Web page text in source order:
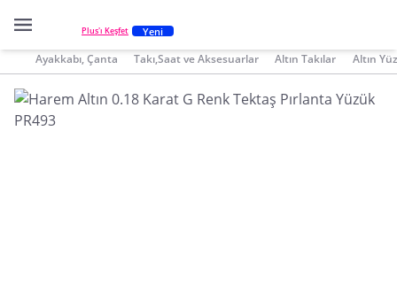
Plus'ı Keşfet Yeni
Ayakkabı, Çanta Takı,Saat ve Aksesuarlar Altın Takılar Altın